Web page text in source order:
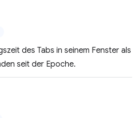
des Tabs in seinem Fenster als
seit der Epoche.